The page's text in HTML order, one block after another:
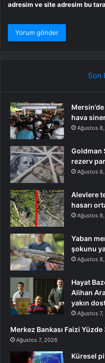
adresim ve site adresim bu
Son
hava
Ağustos
Goldman
rezerv
Ağustos
Alevlere
hasarı
Ağustos
Yaban
şokunu
Ağustos
Hayat
Alihan
yakın
Ağustos
Merkez Bankası Faizi Yüzde
Ağustos 7, 2026
Küresel